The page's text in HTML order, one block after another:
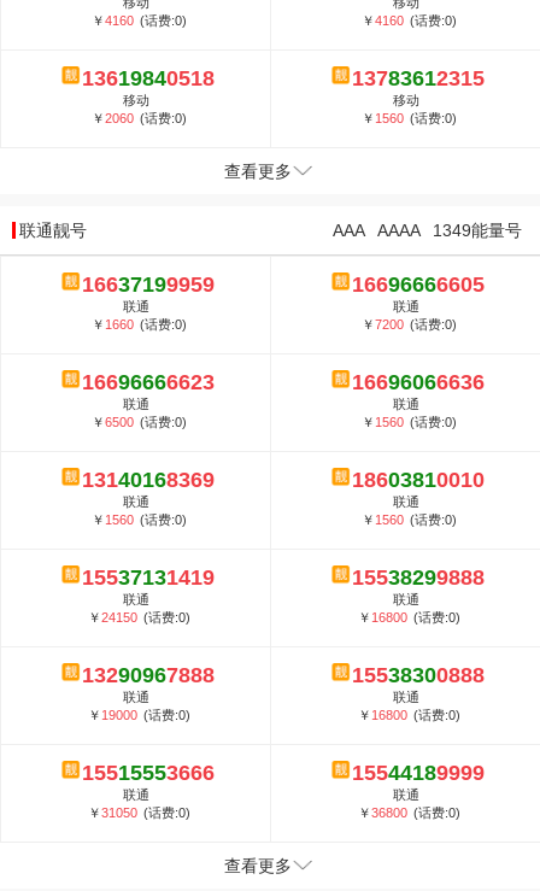
￥4160 (话费:0)
￥4160 (话费:0)
13619840518
移动
￥2060 (话费:0)
13783612315
移动
￥ 1560 (话费:0)
查看更多
联通靓号 1349能量号
AAAA
AAA
16637199959
联通
￥ 1660 (话费:0)
16696666605
联通
￥7200 (话费:0)
16696666623
联通
￥6500 (话费:0)
16696066636
联通
￥ 1560 (话费:0)
13140168369
联通
￥ 1560 (话费:0)
18603810010
联通
￥ 1560 (话费:0)
15537131419
联通
￥24150 (话费:0)
15538299888
联通
￥ 16800 (话费:0)
13290967888
联通
￥ 19000 (话费:0)
15538300888
联通
￥ 16800 (话费:0)
15515553666
联通
￥31050 (话费:0)
15544189999
联通
￥36800 (话费:0)
查看更多